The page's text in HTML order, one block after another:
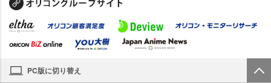
PC版に切り替え